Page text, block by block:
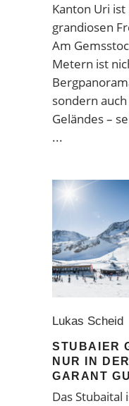
Kanton Uri
grandiosen
Am
Metern ist
sondern
Geländes –
Lukas Scheid
STUBAIER
NUR IN
GARANT
Das